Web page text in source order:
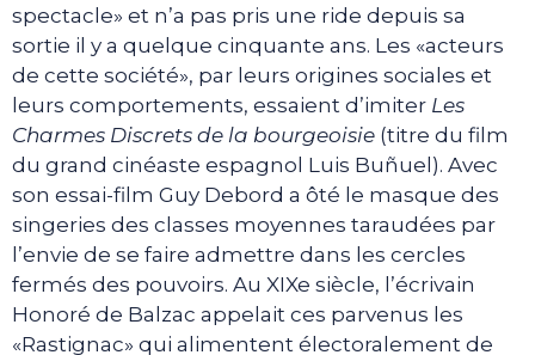
spectacle» et n’a pas pris une ride depuis sa
sortie il y a quelque cinquante ans. Les «acteurs
de cette société», par leurs origines sociales et
leurs comportements, essaient d’imiter Les
Charmes Discrets de la bourgeoisie (titre du film
du grand cinéaste espagnol Luis Buñuel). Avec
son essai-film Guy Debord a ôté le masque des
singeries des classes moyennes taraudées par
l’envie de se faire admettre dans les cercles
fermés des pouvoirs. Au XIXe siècle, l’écrivain
Honoré de Balzac appelait ces parvenus les
«Rastignac» qui alimentent électoralement de